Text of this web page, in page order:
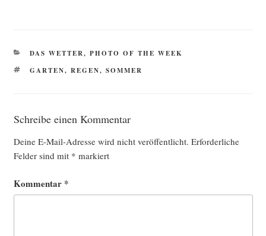
KATEGORIEN
DAS WETTER, PHOTO OF THE WEEK
SCHLAGWÖRTER
GARTEN, REGEN, SOMMER
Schreibe einen Kommentar
Deine E-Mail-Adresse wird nicht veröffentlicht. Erforderliche
Felder sind mit * markiert
Kommentar *